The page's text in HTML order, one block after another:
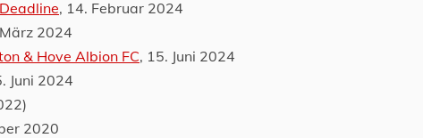
, 14. Februar 2024
2024
& Hove Albion FC, 15. Juni 2024
Juni 2024
2020